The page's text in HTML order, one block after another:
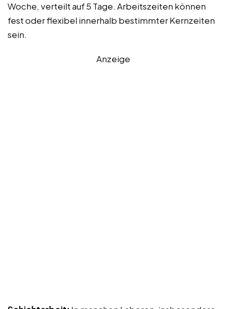
Woche, verteilt auf 5 Tage. Arbeitszeiten können
fest oder flexibel innerhalb bestimmter Kernzeiten
sein.
Anzeige